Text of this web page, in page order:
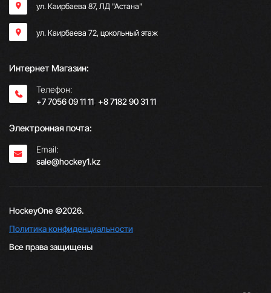
ул. Каирбаева 87, ЛД "Астана"
ул. Каирбаева 72, цокольный этаж
Интернет Магазин:
Телефон:
+7 7056 09 11 11; +8 7182 90 31 11
Электронная почта:
Email:
sale@hockey1.kz
HockeyOne ©2026.
Политика конфиденциальности
Все права защищены